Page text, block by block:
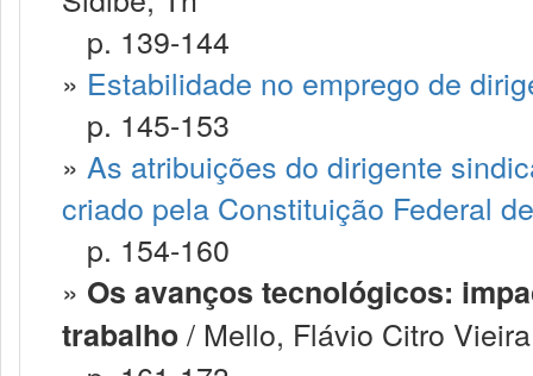
p. 139-144
» Estabilidade no emprego de
p. 145-153
» As atribuições do dirigente
criado pela Constituição Federal
p. 154-160
» Os avanços tecnológicos:
trabalho/ Mello, Flávio Citro